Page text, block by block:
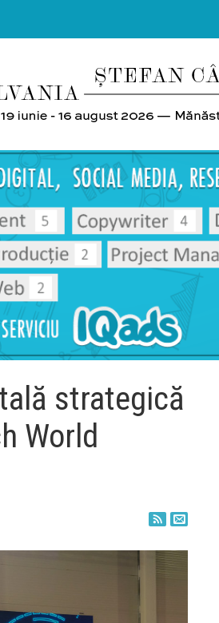
strategică
World